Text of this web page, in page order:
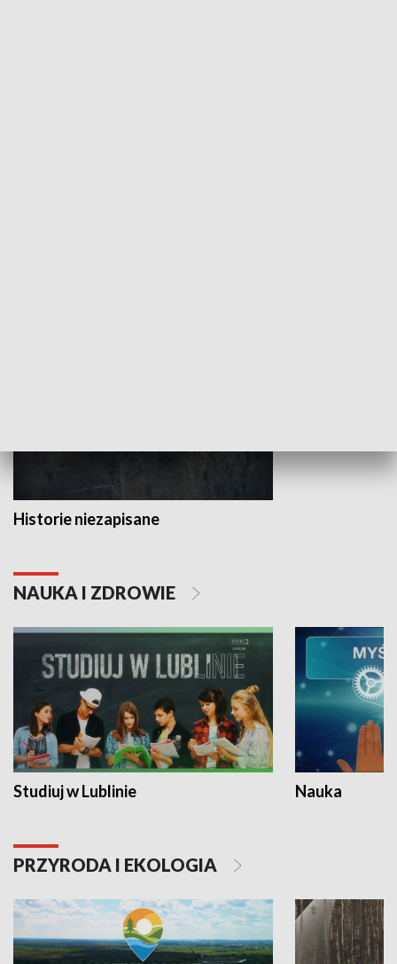
Historie niezapisane
NAUKA I ZDROWIE
Studiuj w Lublinie Nauka
PRZYRODA I EKOLOGIA